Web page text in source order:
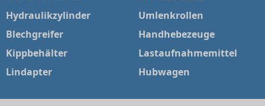
Hydraulikzylinder
Blechgreifer
Kippbehälter
Lindapter
Umlenkrollen
Handhebezeuge
Lastaufnahmemittel
Hubwagen